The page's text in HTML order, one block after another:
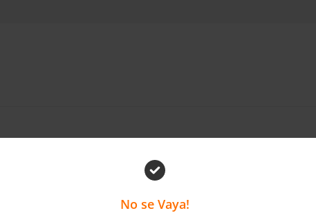
No se Vaya!
¡Hola, bienvenido de nuevo!